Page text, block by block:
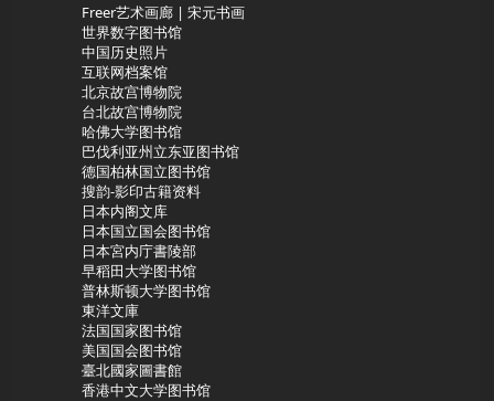
Freer艺术画廊 | 宋元书画
世界数字图书馆
中国历史照片
互联网档案馆
北京故宫博物院
台北故宫博物院
哈佛大学图书馆
巴伐利亚州立东亚图书馆
德国柏林国立图书馆
搜韵-影印古籍资料
日本内阁文库
日本国立国会图书馆
日本宮内庁書陵部
早稻田大学图书馆
普林斯顿大学图书馆
東洋文庫
法国国家图书馆
美国国会图书馆
臺北國家圖書館
香港中文大学图书馆